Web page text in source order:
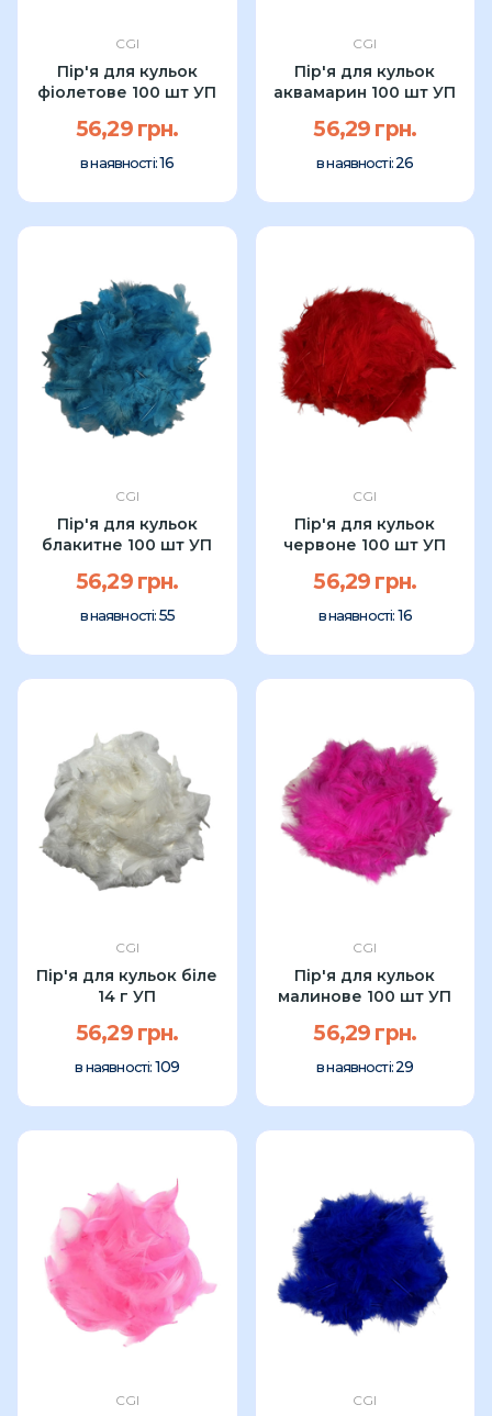
CGI
Пір'я для кульок
фіолетове 100 шт УП
56,29 грн.
в наявності:16
CGI
Пір'я для кульок
аквамарин 100 шт УП
56,29 грн.
в наявності:26
CGI
Пір'я для кульок
блакитне 100 шт УП
56,29 грн.
в наявності: 55
CGI
Пір'я для кульок
червоне 100 шт УП
56,29 грн.
в наявності: 16
CGI
Пір'я для кульок біле
14 г УП
56,29 грн.
в наявності: 109
CGI
Пір'я для кульок
малинове 100 шт УП
56,29 грн.
в наявності:29
CGI CGI